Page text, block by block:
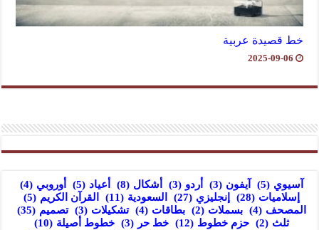
خط قصيدة عربية
2025-09-06
آسيوي (5) آيفون (3) أردو (3) أشكال (8) أعياد (5) أوروبي (4)
إسلاميات (28) إنجليزي (27) السعودية (11) القرآن الكريم (5)
المصحف (4) بسملات (2) بطاقات (4) تشكيلات (3) تصميم (35)
ثلث (2) حزم خطوط (12) خط حر (3) خطوط أصيلة (10)